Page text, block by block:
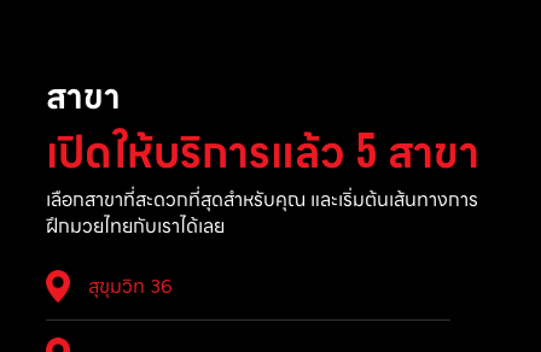
สาขา
เปิดให้บริการแล้ว 5 สาขา
เลือกสาขาที่สะดวกที่สุดสำหรับคุณ และเริ่มต้นเส้นทางการ
ฝึกมวยไทยกับเราได้เลย
สุขุมวิท 36